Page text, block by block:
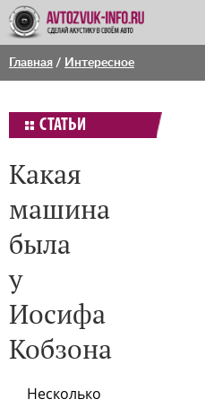
Главная / Интересное
СТАТЬИ
Какая
машина
была
у
Иосифа
Кобзона
Несколько